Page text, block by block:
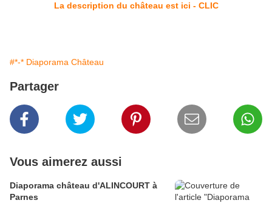
La description du château est ici - CLIC
#*-* Diaporama Château
Partager
Vous aimerez aussi
Diaporama château d'ALINCOURT à
Parnes